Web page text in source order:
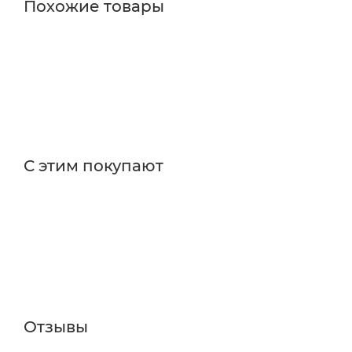
Похожие товары
С этим покупают
Отзывы